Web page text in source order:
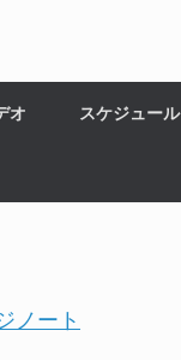
オ スケジュール
ノート